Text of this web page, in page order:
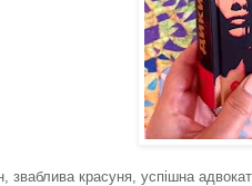
зваблива красуня, успішна